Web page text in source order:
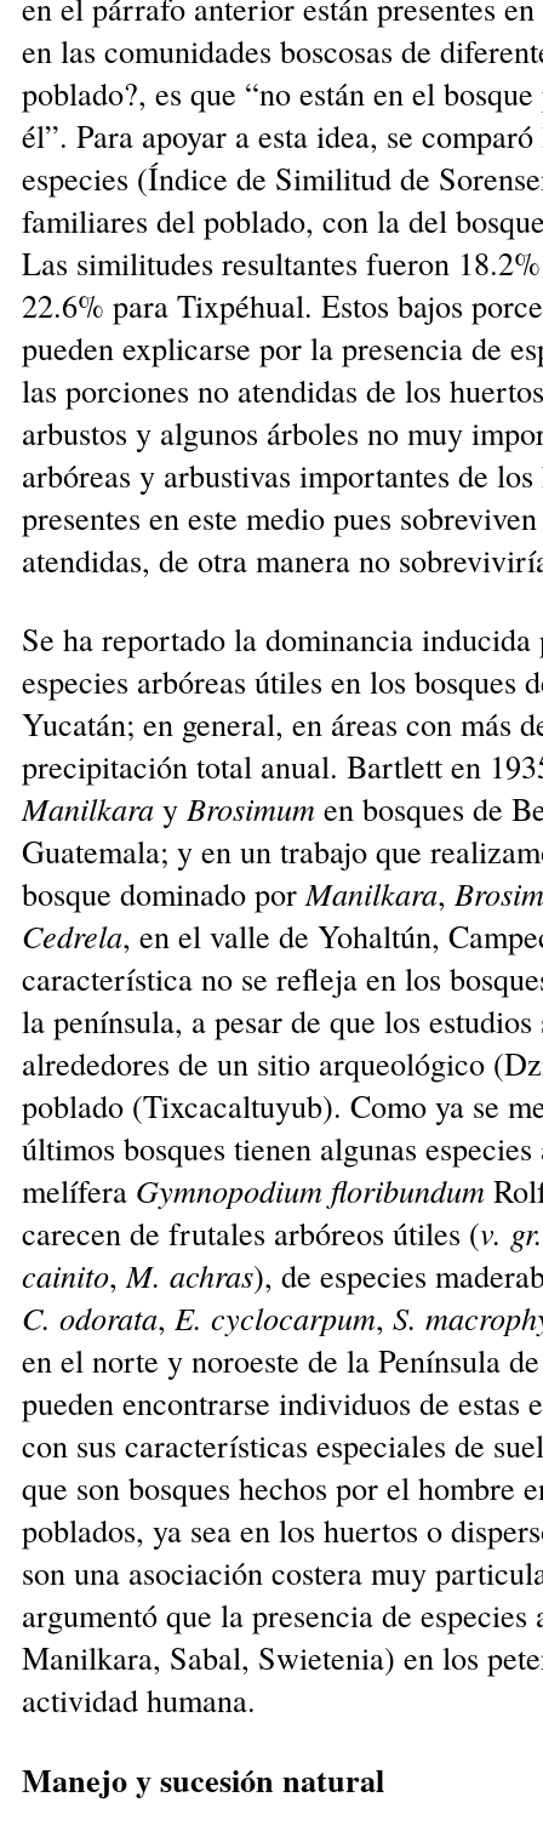
en las comunidades boscosas de
poblado?, es que “no están en el
él”. Para apoyar a esta idea, se
especies (Índice de Similitud de
familiares del poblado, con la del
Las similitudes resultantes fueron
22.6% para Tixpéhual. Estos bajos
pueden explicarse por la presencia de
las porciones no atendidas de los
arbustos y algunos árboles no muy
arbóreas y arbustivas importantes de
presentes en este medio pues
atendidas, de otra manera no
Se ha reportado la dominancia
especies arbóreas útiles en los bosques
Yucatán; en general, en áreas con más
precipitación total anual. Bartlett en
Manilkara y Brosimum en bosques de
Guatemala; y en un trabajo que
bosque dominado por Manilkara,
Cedrela, en el valle de Yohaltún,
característica no se refleja en los
la península, a pesar de que los
alrededores de un sitio arqueológico
poblado (Tixcacaltuyub). Como ya se
últimos bosques tienen algunas
melífera Gymnopodium floribundum
carecen de frutales arbóreos útiles (v. gr.
cainito, M. achras), de especies
C. odorata, E. cyclocarpum, S.
en el norte y noroeste de la Península
pueden encontrarse individuos de estas
con sus características especiales de
que son bosques hechos por el hombre
poblados, ya sea en los huertos o
son una asociación costera muy
argumentó que la presencia de
Manilkara, Sabal, Swietenia) en los
actividad humana.
Manejo y sucesión natural